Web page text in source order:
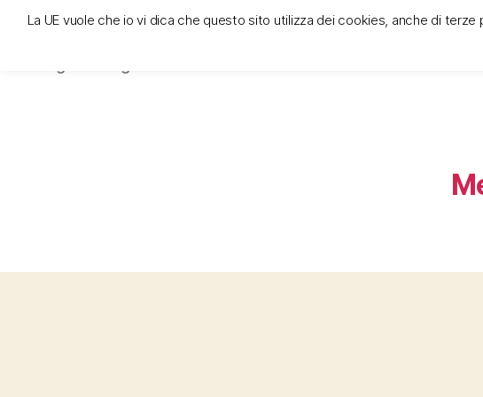
trivigante e la tregenda
La UE vuole che io vi dica che questo sito utilizza dei cookies, anche di